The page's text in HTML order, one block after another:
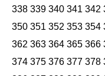
338 339 340 341 342
350 351 352 353 354
362 363 364 365 366
374 375 376 377 378